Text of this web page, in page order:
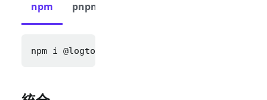
npm pnpm
npm i @logto/express cookie-parser express-